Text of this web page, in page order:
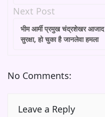
Next Post
भीम आर्मी प्रमुख चंद्रशेखर आजाद
सुरक्षा, हो चुका है जानलेवा हमला
No Comments:
Leave a Reply